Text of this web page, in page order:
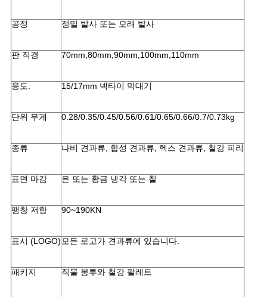
사
트
맵
개
인
정
호
공정 정밀 발사 또는 모래 발사
판 직경 70mm,80mm,90mm,100mm,110mm
용도: 15/17mm 넥타이 막대기
단위 무게 0.28/0.35/0.45/0.56/0.61/0.65/0.66/0.7/0.73kg
종류 나비 견과류, 합성 견과류, 헥스 견과류, 철강 피리
표면 마감 은 또는 황금 냉각 또는 칠
팽창 저항 90~190KN
표시 (LOGO)모든 로고가 견과류에 있습니다.
패키지 직물 봉투와 철강 팔레트